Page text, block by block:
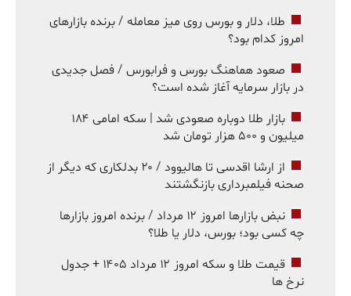
طلا، دلار و بورس روی میز معامله / برنده بازارهای
امروز کدام بود؟
صعود هماهنگ بورس و فرابورس / فصل جدیدی
در بازار سرمایه آغاز شده است؟
بازار طلا دوباره صعودی شد | سکه امامی ۱۸۴
میلیون و ۵۰۰ هزار تومان شد
از ارشا اقدسی تا هالیوود / ۲۰ بدلکاری که دیگر از
صحنه فیلمبرداری بازنگشتند
نبض بازارها امروز ۱۲ مرداد / برنده امروز بازارها
چه کسی بود؛ بورس، دلار یا طلا؟
قیمت طلا و سکه امروز ۱۲ مرداد ۱۴۰۵ + جدول
نرخ ها